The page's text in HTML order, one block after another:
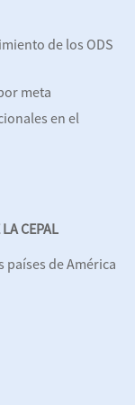
de los ODS
meta
en el
CEPAL
países de América